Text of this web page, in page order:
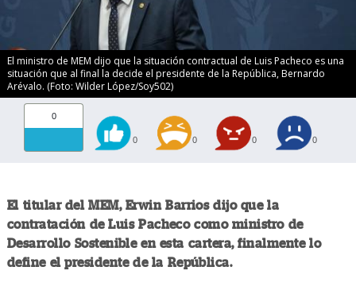
El ministro de MEM dijo que la situación contractual de Luis Pacheco es una
situación que al final la decide el presidente de la República, Bernardo
Arévalo. (Foto: Wilder López/Soy502)
0
0 0 0 0
El titular del MEM, Erwin Barrios dijo que la
contratación de Luis Pacheco como ministro de
Desarrollo Sostenible en esta cartera, finalmente lo
define el presidente de la República.